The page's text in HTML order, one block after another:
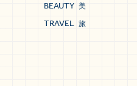
BEAUTY 美
TRAVEL 旅